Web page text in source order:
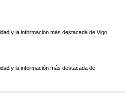
y la información más destacada de Vigo
y la información más destacada de